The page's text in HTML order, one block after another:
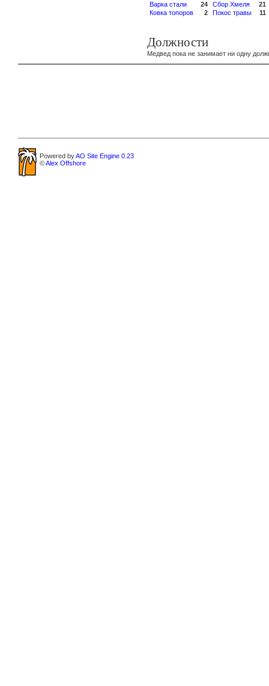
Варка стали
24
Ковка топоров
2
Сбор Хмеля
21
Покос травы
11
Должности
Медвед пока не занимает ни одну
Powered byAO Site Engine 0.23
©Alex Offshore